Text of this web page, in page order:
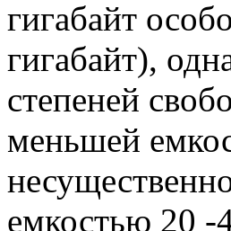
гигабайт
гигабайт),
степеней
меньшей
емкостью 20 -